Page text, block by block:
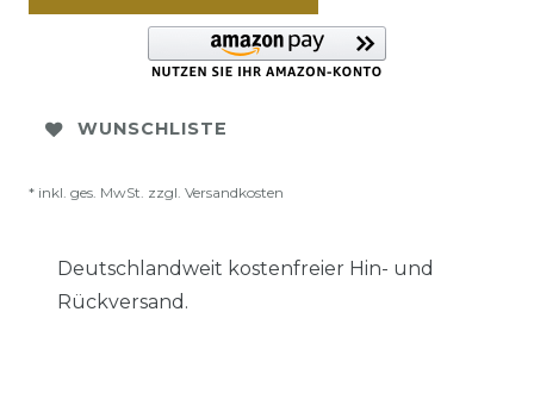
WUNSCHLISTE
* inkl. ges. MwSt. zzgl. Versandkosten
Deutschlandweit kostenfreier Hin- und
Rückversand.